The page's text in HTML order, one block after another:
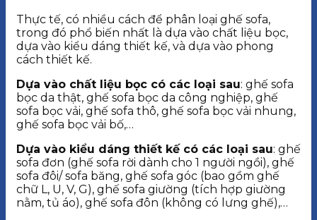
Thực tế, có nhiều cách để phân loại ghế sofa,
trong đó phổ biến nhất là dựa vào chất liệu bọc,
dựa vào kiểu dáng thiết kế, và dựa vào phong
cách thiết kế.
Dựa vào chất liệu bọc có các loại sau: ghế sofa
bọc da thật, ghế sofa bọc da công nghiệp, ghế
sofa bọc vải, ghế sofa thô, ghế sofa bọc vải nhung,
ghế sofa bọc vải bố,…
Dựa vào kiểu dáng thiết kế có các loại sau: ghế
sofa đơn (ghế sofa rời dành cho 1 người ngồi), ghế
sofa đôi/ sofa băng, ghế sofa góc (bao gồm ghế
chữ L, U, V, G), ghế sofa giường (tích hợp giường
nằm, tủ áo), ghế sofa đôn (không có lưng ghế),…